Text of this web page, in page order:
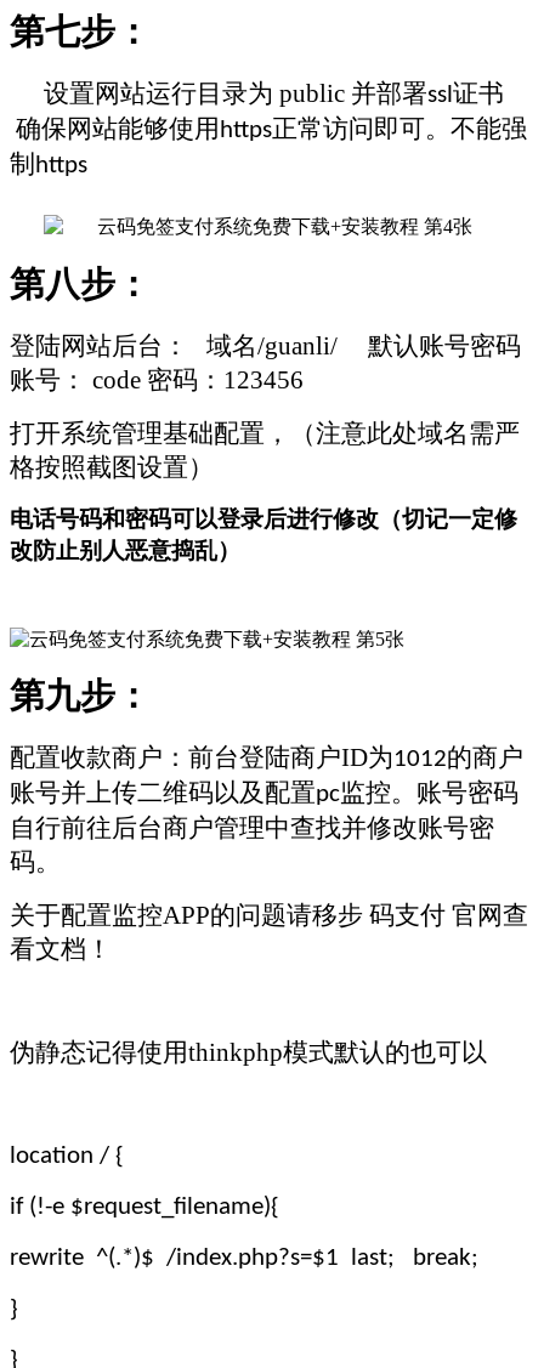
第七步：
设置网站运行目录为 public 并部署ssl 证书
确保网站能够使用 https正常访问即可。不能强
制 https
第八步：
登陆网站后台： 域名/guanli/ 默认账号密码
账号： code 密码： 123456
打开系统管理基础配置，（注意此处域名需严
格按照截图设置）
电话号码和密码可以登录后进行修改（切记一定修
改防止别人恶意捣乱）
第九步：
配置收款商户：前台登陆商户ID为1012的商户
账号并上传二维码以及配置pc监控。账号密码
自行前往后台商户管理中查找并修改账号密
码。
关于配置监控APP的问题请移步 码支付 官网查
看文档！
伪静态记得使用thinkphp模式默认的也可以
location / {
if (!-e $request_filename){
rewrite ^(.*)$ /index.php?s=$1 last; break;
}
}